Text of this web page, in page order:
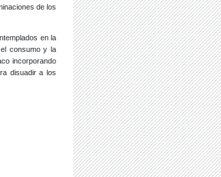
de los
en la
consumo y la
incorporando
disuadir a los